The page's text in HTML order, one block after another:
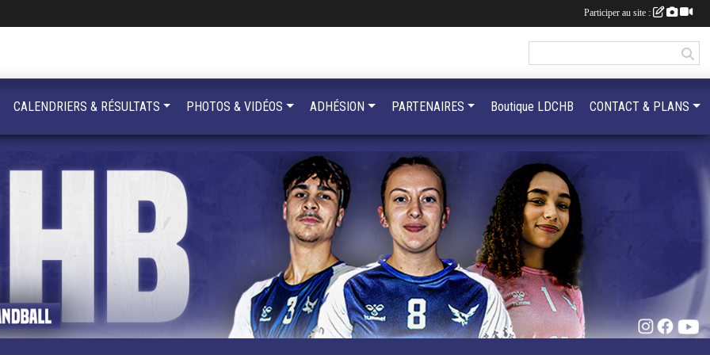
CALENDRIERS & RÉSULTATS PHOTOS & VIDÉOS ADHÉSION PARTENAIRES Boutique LDCHB CONTACT & PLANS
Participer au site :